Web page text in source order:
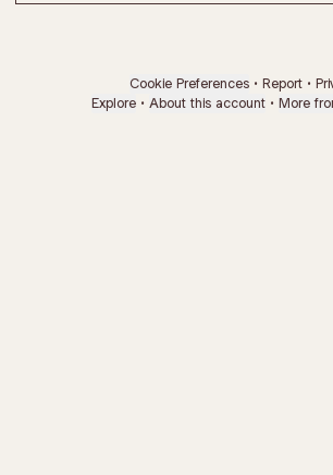
Cookie Preferences • Report •
Explore • About this account • More